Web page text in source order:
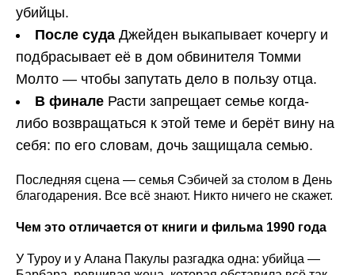
убийцы.
После суда Джейден выкапывает кочергу и
подбрасывает её в дом обвинителя Томми
Молто — чтобы запутать дело в пользу отца.
В финале Расти запрещает семье когда-
либо возвращаться к этой теме и берёт вину на
себя: по его словам, дочь защищала семью.
Последняя сцена — семья Сэбичей за столом в День
благодарения. Все всё знают. Никто ничего не скажет.
Чем это отличается от книги и фильма 1990 года
У Туроу и у Алана Пакулы разгадка одна: убийца —